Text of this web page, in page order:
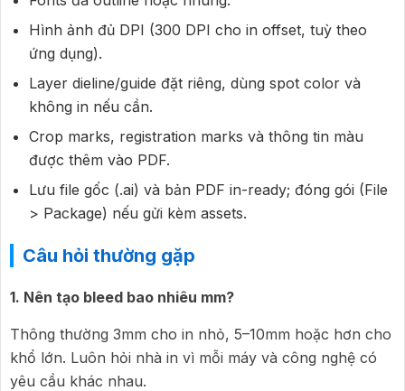
Hình ảnh đủ DPI (300 DPI cho in offset, tuỳ theo
ứng dụng).
Layer dieline/guide đặt riêng, dùng spot color và
không in nếu cần.
Crop marks, registration marks và thông tin màu
được thêm vào PDF.
Lưu file gốc (.ai) và bản PDF in-ready; đóng gói (File
> Package) nếu gửi kèm assets.
Câu hỏi thường gặp
1. Nên tạo bleed bao nhiêu mm?
Thông thường 3mm cho in nhỏ, 5–10mm hoặc hơn cho
khổ lớn. Luôn hỏi nhà in vì mỗi máy và công nghệ có
yêu cầu khác nhau.